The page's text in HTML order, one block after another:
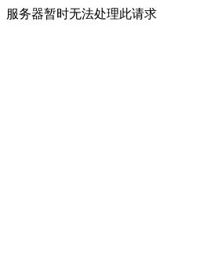
服务器暂时无法处理此请求